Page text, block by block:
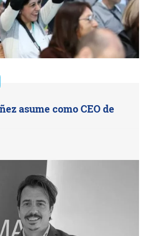
asume como CEO de